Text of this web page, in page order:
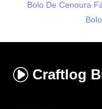
Bolo De Cenoura
Craftlog